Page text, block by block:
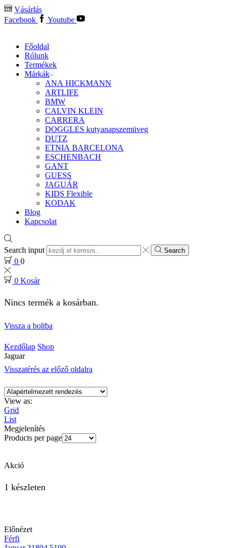
Vásárlás
Facebook
Youtube
Főoldal
Rólunk
Termékek
Márkák
ANA HICKMANN
ARTLIFE
BMW
CALVIN KLEIN
CARRERA
DOGGLES kutyanapszemüveg
DUTZ
ETNIA BARCELONA
ESCHENBACH
GANT
GUESS
JAGUÁR
KIDS Flexible
KODAK
Blog
Kapcsolat
Search input Search
0 0
0 Kosár
Nincs termék a kosárban.
Vissza a boltba
Kezdőlap Shop
Jaguar
Visszatérés az előző oldalra
View as:
Grid
List
Megjelenítés
Products per page
Akció
1 készleten
Előnézet
Férfi